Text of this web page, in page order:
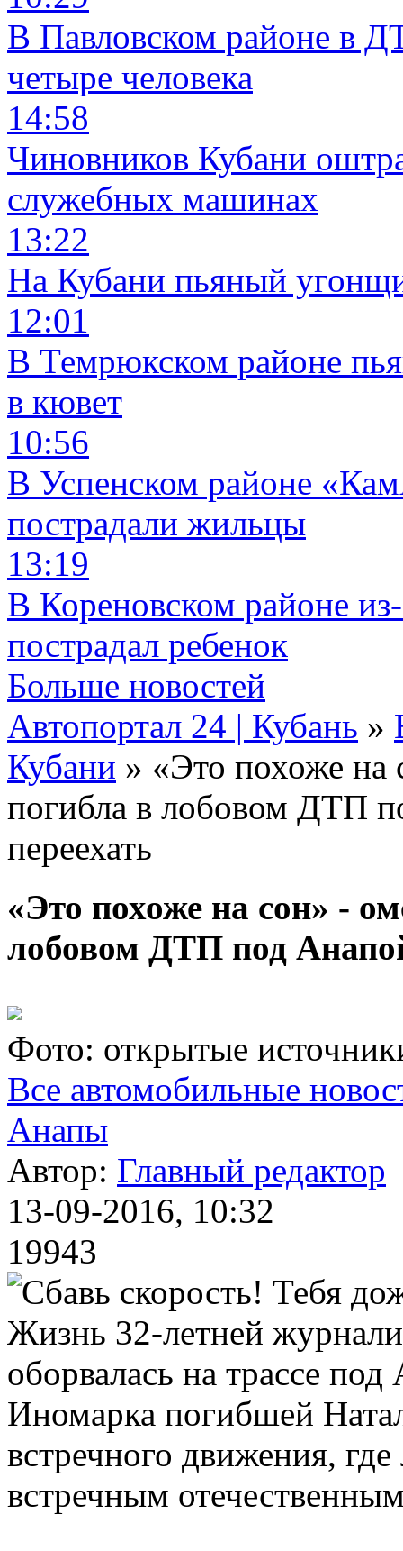
В Павловском районе в
четыре человека
14:58
Чиновников Кубани
служебных машинах
13:22
На Кубани пьяный
12:01
В Темрюкском районе
в кювет
10:56
В Успенском районе
пострадали жильцы
13:19
В Кореновском районе
пострадал ребенок
Больше новостей
Автопортал 24 | Кубань »
Кубани » «Это похоже на
погибла в лобовом ДТП
переехать
«Это похоже на сон» -
лобовом ДТП под
Фото: открытые
Все автомобильные
Анапы
Автор: Главный редактор
13-09-2016, 10:32
19943
Жизнь 32-летней
оборвалась на трассе
Иномарка погибшей
встречного движения,
встречным